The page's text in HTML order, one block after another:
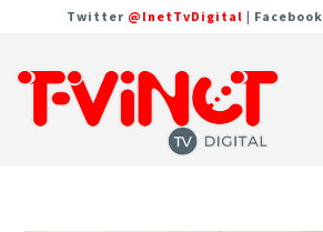
Twitter @InetTvDigital | Facebook